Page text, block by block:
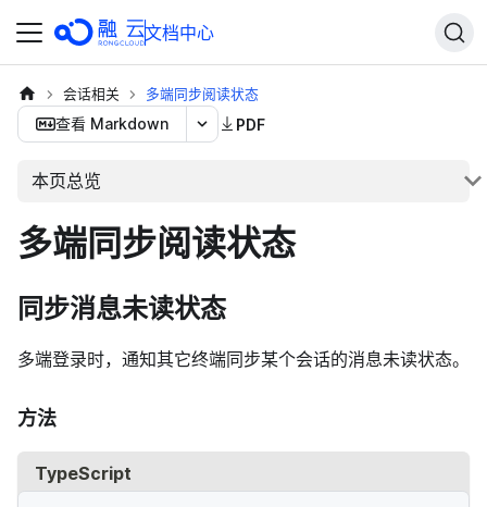
文档中心
会话相关 多端同步阅读状态
查看 Markdown PDF
本页总览
多端同步阅读状态
同步消息未读状态
多端登录时，通知其它终端同步某个会话的消息未读状态。
方法
TypeScript